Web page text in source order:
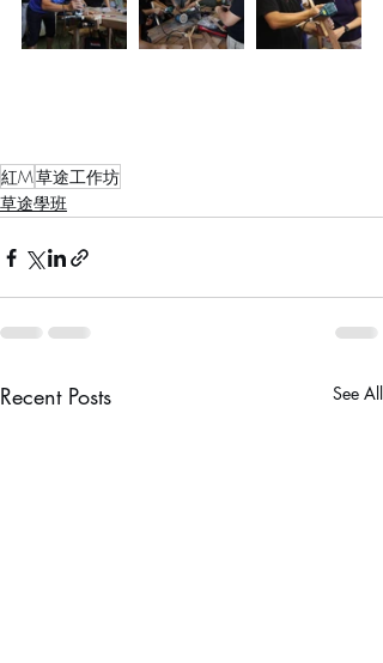
紅M草途工作坊
草途學班
Recent Posts See All